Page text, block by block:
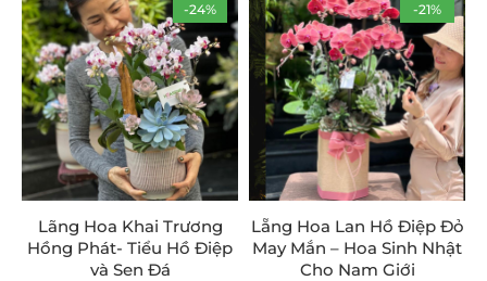
-24%
Lãng Hoa Khai Trương
Hồng Phát- Tiểu Hồ Điệp
và Sen Đá
-21%
Lẵng Hoa Lan Hồ Điệp Đỏ
May Mắn – Hoa Sinh Nhật
Cho Nam Giới